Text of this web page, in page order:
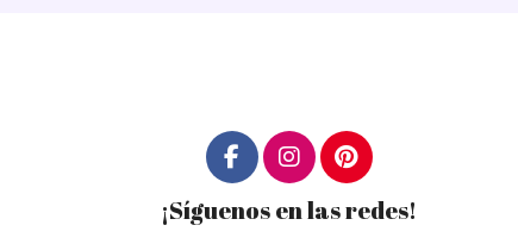
¡Síguenos en las redes!